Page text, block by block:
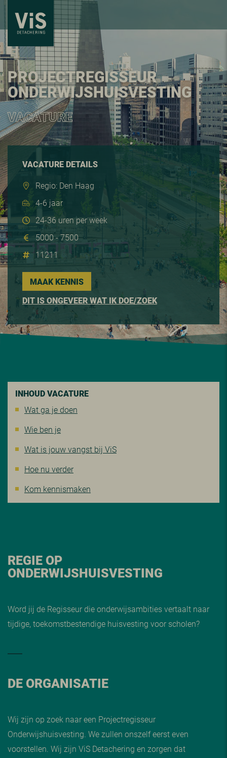
PROJECTREGISSEUR
ONDERWIJSHUISVESTING
VACATURE
VACATURE DETAILS
Regio: Den Haag
4-6 jaar
24-36 uren per week
5000 - 7500
11211
MAAK KENNIS
DIT IS ONGEVEER WAT IK DOE/ZOEK
INHOUD VACATURE
Wat ga je doen
Wie ben je
Wat is jouw vangst bij ViS
Hoe nu verder
Kom kennismaken
REGIE OP
ONDERWIJSHUISVESTING
Word jij de Regisseur die onderwijsambities vertaalt naar
tijdige, toekomstbestendige huisvesting voor scholen?
DE ORGANISATIE
Wij zijn op zoek naar een Projectregisseur
Onderwijshuisvesting. We zullen onszelf eerst even
voorstellen. Wij zijn ViS Detachering en zorgen dat